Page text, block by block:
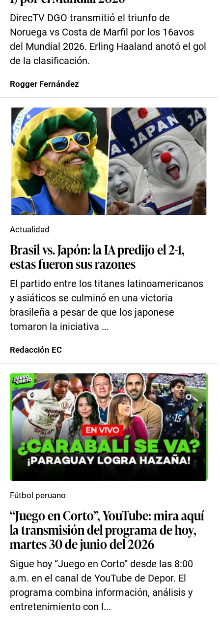
DirecTV DGO transmitió el triunfo de
Noruega vs Costa de Marfil por los 16avos
del Mundial 2026. Erling Haaland anotó el gol
de la clasificación.
Rogger Fernández
Brasil vs. Japón: la IA predijo el 2-1,
estas fueron sus razones
El partido entre los titanes latinoamericanos
y asiáticos se culminó en una victoria
brasileña a pesar de que los japonese
tomaron la iniciativa ...
Actualidad
Redacción EC
“Juego en Corto”, YouTube: mira aquí
la transmisión del programa de hoy,
martes 30 de junio del 2026
Sigue hoy “Juego en Corto” desde las 8:00
a.m. en el canal de YouTube de Depor. El
programa combina información, análisis y
entretenimiento con l...
Fútbol peruano